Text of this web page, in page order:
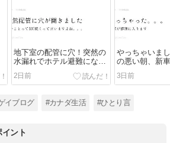
地下室の配管に穴！突然の
水漏れでホテル避難になり
ました・・・
2日前
やっちゃいま
の悪い朝、新
を擦って修理
ダドル…
3日前
イブログ #カナダ生活 #ひとり言
ント